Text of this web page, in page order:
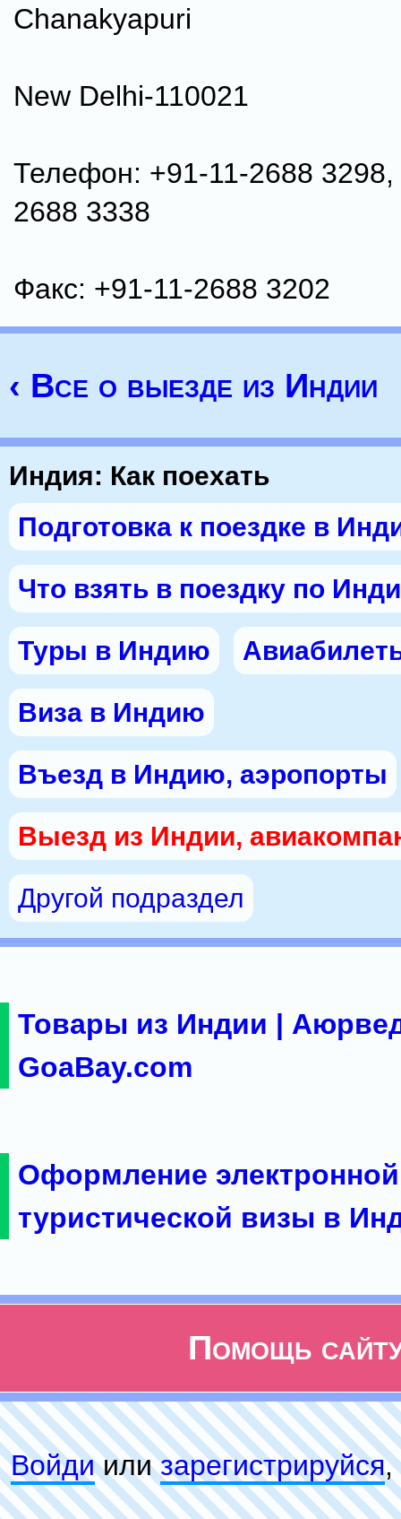
Chanakyapuri
New Delhi-110021
Телефон: +91-11-2688
2688 3338
Факс: +91-11-2688 3202
‹ Все о выезде из Индии
Индия: Как поехать
Подготовка к поездке в
Что взять в поездку по
Туры в Индию
Виза в Индию
Въезд в Индию, аэропорты
Выезд из Индии,
Другой подраздел
Товары из Индии |
GoaBay.com
Оформление электронной
туристической визы в
Помощь
Войдиилизарeгиcтpируйся,